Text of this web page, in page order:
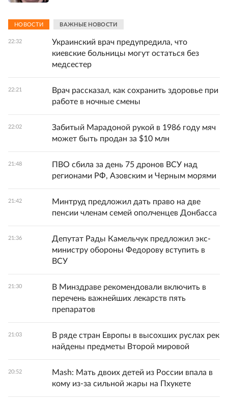
НОВОСТИ ВАЖНЫЕ НОВОСТИ
22:32
Украинский врач предупредила, что
киевские больницы могут остаться без
медсестер
22:21
Врач рассказал, как сохранить здоровье при
работе в ночные смены
22:02
Забитый Марадоной рукой в 1986 году мяч
может быть продан за $10 млн
21:48
ПВО сбила за день 75 дронов ВСУ над
регионами РФ, Азовским и Черным морями
21:42
Минтруд предложил дать право на две
пенсии членам семей ополченцев Донбасса
21:36
Депутат Рады Камельчук предложил экс-
министру обороны Федорову вступить в
ВСУ
21:30
В Минздраве рекомендовали включить в
перечень важнейших лекарств пять
препаратов
21:03
В ряде стран Европы в высохших руслах рек
найдены предметы Второй мировой
20:52
Mash: Мать двоих детей из России впала в
кому из-за сильной жары на Пхукете